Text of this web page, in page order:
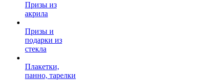
Призы из
акрила
Призы и
подарки из
стекла
Плакетки,
панно, тарелки